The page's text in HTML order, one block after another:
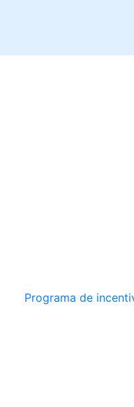
Programa de